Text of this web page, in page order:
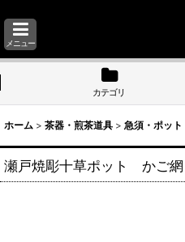
メニュー
カテゴリ
ホーム > 茶器・煎茶道具 > 急須・ポット
瀬戸焼彫十草ポット かご網